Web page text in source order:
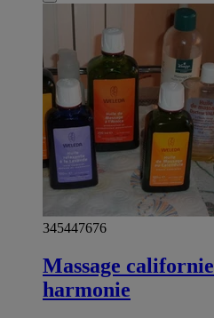
345447676
Massage
harmonie